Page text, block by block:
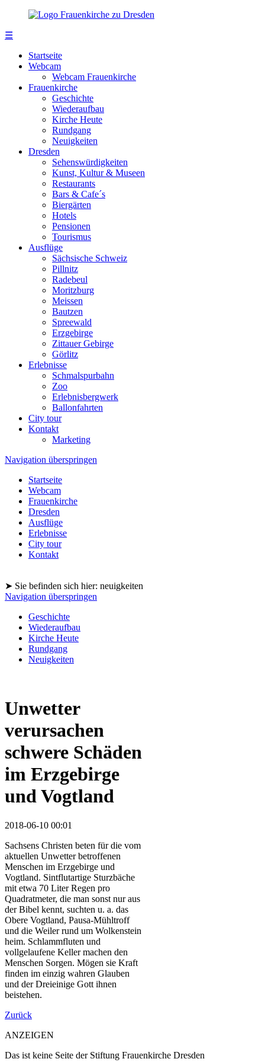
☰
Startseite
Webcam
Webcam Frauenkirche
Frauenkirche
Geschichte
Wiederaufbau
Kirche Heute
Rundgang
Neuigkeiten
Dresden
Sehenswürdigkeiten
Kunst, Kultur & Museen
Restaurants
Bars & Cafe´s
Biergärten
Hotels
Pensionen
Tourismus
Ausflüge
Sächsische Schweiz
Pillnitz
Radebeul
Moritzburg
Meissen
Bautzen
Spreewald
Erzgebirge
Zittauer Gebirge
Görlitz
Erlebnisse
Schmalspurbahn
Zoo
Erlebnisbergwerk
Ballonfahrten
City tour
Kontakt
Marketing
Navigation überspringen
Startseite
Webcam
Frauenkirche
Dresden
Ausflüge
Erlebnisse
City tour
Kontakt
➤ Sie befinden sich hier: neuigkeiten
Navigation überspringen
Geschichte
Wiederaufbau
Kirche Heute
Rundgang
Neuigkeiten
Unwetter
verursachen
schwere Schäden
im Erzgebirge
und Vogtland
2018-06-10 00:01
Sachsens Christen beten für die vom
aktuellen Unwetter betroffenen
Menschen im Erzgebirge und
Vogtland. Sintflutartige Sturzbäche
mit etwa 70 Liter Regen pro
Quadratmeter, die man sonst nur aus
der Bibel kennt, suchten u. a. das
Obere Vogtland, Pausa-Mühltroff
und die Weiler rund um Wolkenstein
heim. Schlammfluten und
vollgelaufene Keller machen den
Menschen Sorgen. Mögen sie Kraft
finden im einzig wahren Glauben
und der Dreieinige Gott ihnen
beistehen.
Zurück
ANZEIGEN
Das ist keine Seite der Stiftung Frauenkirche Dresden